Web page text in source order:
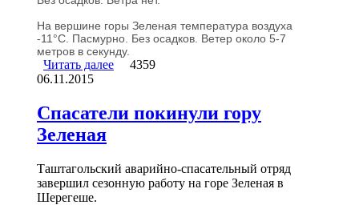
На вершине горы Зеленая температура воздуха
-11°C. Пасмурно. Без осадков. Ветер около 5-7
метров в секунду.
Читать далее о В Шерегеше на горе Зеленая начал работу
4359
06.11.2015
Спасатели покинули гору
Зеленая
Таштагольский аварийно-спасательный отряд
завершил сезонную работу на горе Зеленая в
Шерегеше.